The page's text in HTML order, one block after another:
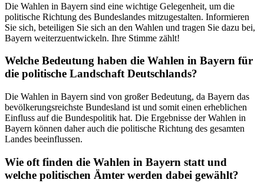
Die Wahlen in Bayern sind eine wichtige Gelegenheit, um die
politische Richtung des Bundeslandes mitzugestalten. Informieren
Sie sich, beteiligen Sie sich an den Wahlen und tragen Sie dazu bei,
Bayern weiterzuentwickeln. Ihre Stimme zählt!
Welche Bedeutung haben die Wahlen in Bayern für
die politische Landschaft Deutschlands?
Die Wahlen in Bayern sind von großer Bedeutung, da Bayern das
bevölkerungsreichste Bundesland ist und somit einen erheblichen
Einfluss auf die Bundespolitik hat. Die Ergebnisse der Wahlen in
Bayern können daher auch die politische Richtung des gesamten
Landes beeinflussen.
Wie oft finden die Wahlen in Bayern statt und
welche politischen Ämter werden dabei gewählt?